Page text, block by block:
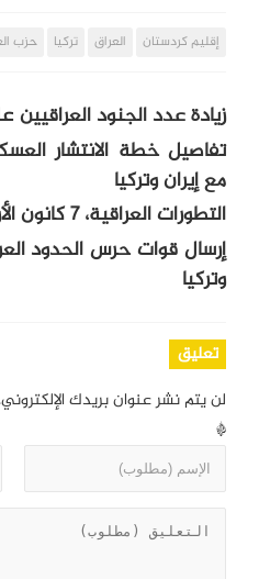
إقليم كردستان العراق تركيا حزب
زيادة عدد الجنود
تفاصيل خطة الانتشار
مع إيران وتركيا
التطورات العراقية، 7 كانون الأول \ ديسمبر 2022
إرسال قوات حرس الحدود
وتركيا
تعليق
لن يتم نشر عنوان بريدك الإلكتروني.
*